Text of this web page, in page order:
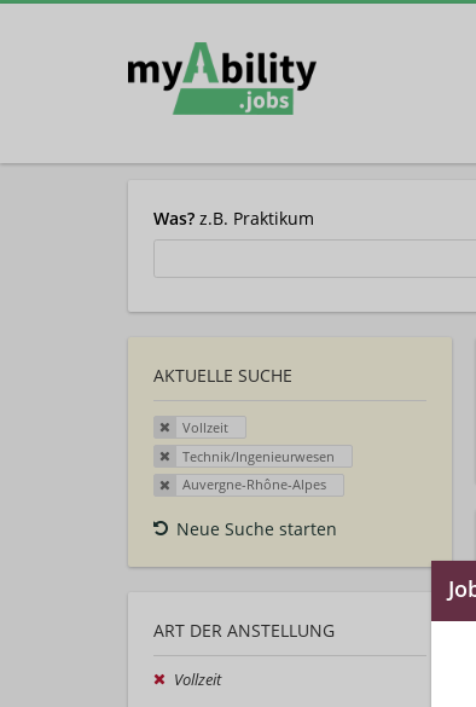
Was? z.B. Praktikum
AKTUELLE SUCHE
Vollzeit
Technik/Ingenieurwesen
Auvergne-Rhône-Alpes
Neue Suche starten
ART DER ANSTELLUNG
Vollzeit